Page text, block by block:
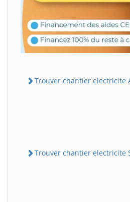
Trouver chantier electricite
Trouver chantier electricite